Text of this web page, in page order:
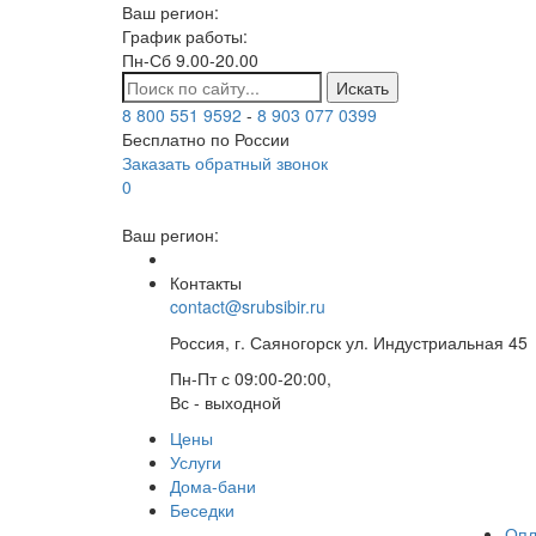
Ваш регион:
График работы:
Пн-Сб 9.00-20.00
Искать
8 800 551 9592 - 8 903 077 0399
Бесплатно по России
Заказать обратный звонок
0
Ваш регион:
Контакты
contact@srubsibir.ru
Россия, г. Саяногорск ул. Индустриальная 45
Пн-Пт с 09:00-20:00,
Вс - выходной
Цены
Услуги
Дома-бани
Беседки